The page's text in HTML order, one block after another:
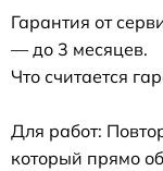
Гарантия от
— до 3 месяцев.
Что считается
Для работ:
который прямо